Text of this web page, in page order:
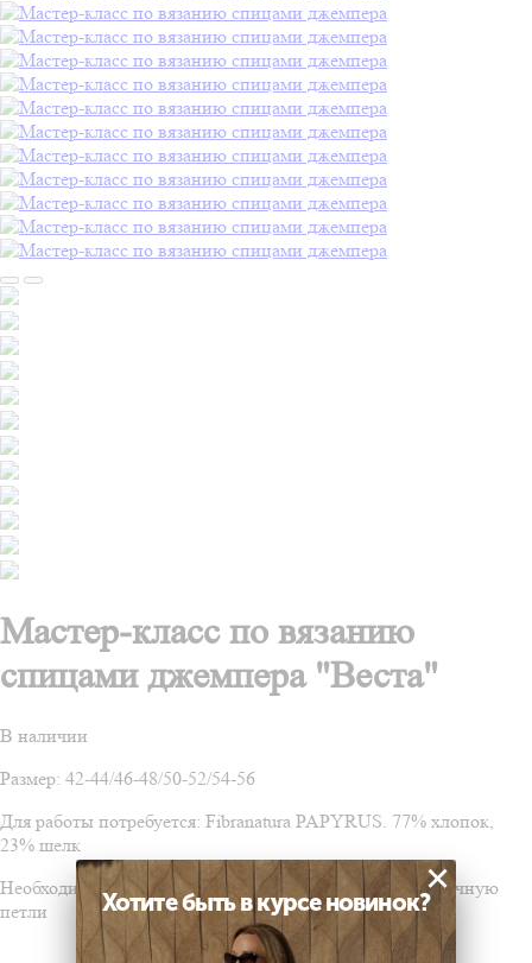
Мастер-класс по вязанию
спицами джемпера "Веста"
В наличии
Размер: 42-44/46-48/50-52/54-56
Для работы потребуется: Fibranatura PAPYRUS. 77% хлопок,
23% шелк
Необходимые навыки: умение вязать лицевую и изнаночную
петли
Хотите быть в курсе новинок?
×